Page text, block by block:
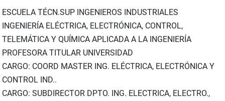
ESCUELA TÉCN.SUP INGENIEROS INDUSTRIALES
INGENIERÍA ELÉCTRICA, ELECTRÓNICA, CONTROL,
TELEMÁTICA Y QUÍMICA APLICADA A LA INGENIERÍA
PROFESORA TITULAR UNIVERSIDAD
CARGO: COORD MASTER ING. ELÉCTRICA, ELECTRÓNICA Y
CONTROL IND..
CARGO: SUBDIRECTOR DPTO. ING. ELECTRICA, ELECTRO.,